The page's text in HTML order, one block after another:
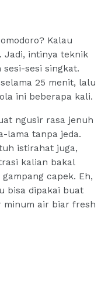
Kalau
Jadi, intinya teknik
sesi singkat.
25 menit, lalu
ini beberapa kali.
ngusir rasa jenuh
lama tanpa jeda.
istirahat juga,
kalian bakal
capek. Eh,
bisa dipakai buat
minum air biar fresh